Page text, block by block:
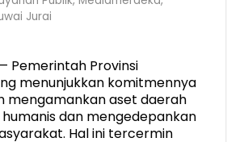
Jurai
Pemerintah Provinsi
menunjukkan komitmennya
mengamankan aset daerah
dan mengedepankan
Hal ini tercermin